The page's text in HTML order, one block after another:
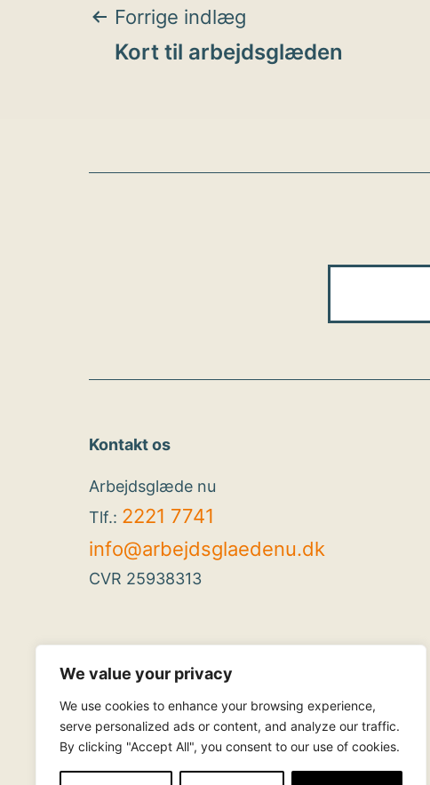
We value your privacy
We use cookies to enhance your browsing experience,
serve personalized ads or content, and analyze our traffic.
By clicking "Accept All", you consent to our use of cookies.
Indlægsnavigation
Forrige indlæg
Kort til arbejdsglæden
Kontakt os
Arbejdsglæde nu
Tlf.: 2221 7741
info@arbejdsglaedenu.dk
CVR 25938313